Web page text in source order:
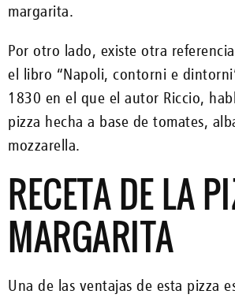
margarita.
Por otro lado, existe otra
el libro “Napoli, contorni e
1830 en el que el autor Riccio,
pizza hecha a base de tomates,
mozzarella.
RECETA DE LA
MARGARITA
Una de las ventajas de esta pizza